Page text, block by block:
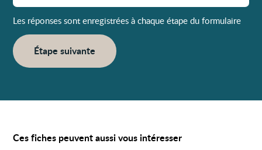
Les réponses sont enregistrées à chaque étape du formulaire
Étape suivante
Ces fiches peuvent aussi vous intéresser